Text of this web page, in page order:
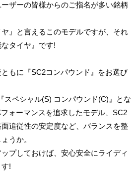
ザーの皆様からのご指名が多い銘柄
ヤ』と言えるこのモデルですが、それ
タイヤ』です!
もに『SC2コンパウンド』をお選び
スペシャル(S) コンパウンド(C) 』とな
ォーマンスを追求したモデル、 SC2
追従性の安定度など、バランスを整
うか。
プしておけば、安心安全にライディ
!